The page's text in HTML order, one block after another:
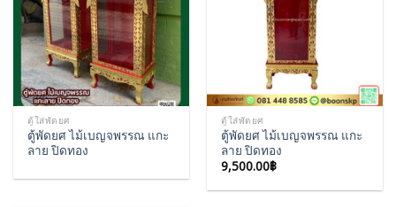
ตู้ใส่พัดยศ
ตู้พัดยศ ไม้เบญจพรรณ แกะ
ลาย ปิดทอง
ตู้ใส่พัดยศ
ตู้พัดยศ ไม้เบญจพรรณ แกะ
ลาย ปิดทอง
9,500.00฿